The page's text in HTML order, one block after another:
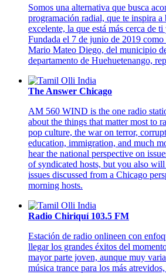
Somos una alternativa que busca
programación radial, que te inspira a
excelente, la que está más cerca de
Fundada el 7 de junio de 2019
Mario Mateo Diego, del municipio
departamento de Huehuetenango,
The Answer Chicago
AM 560 WIND is the one radio
about the things that matter most to
pop culture, the war on terror,
education, immigration, and much
hear the national perspective on
of syndicated hosts, but you also will
issues discussed from a Chicago
morning hosts.
Radio Chiriquí 103.5 FM
Estación de radio onlineen con
llegar los grandes éxitos del
mayor parte joven, aunque muy
música trance para los más